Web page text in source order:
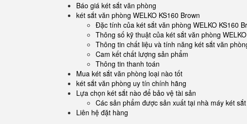
Báo giá két sắt văn phòng
két sắt văn phòng WELKO KS160 Brown
Đặc tính của két sắt văn phòng WELKO KS160
Thông số kỹ thuật của két sắt văn phòng
Thông tin chất liệu và tính năng két sắt văn
Cam kết chất lượng sản phẩm
Thông tin thanh toán
Mua két sắt văn phòng loại nào tốt
két sắt văn phòng uy tín chính hãng
Lựa chọn két sắt nào để bảo vệ tài sản
Các sản phẩm được sản xuất tại nhà máy két
Liên hệ đặt hàng